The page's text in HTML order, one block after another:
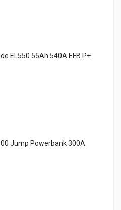
EL550 55Ah 540A EFB P+
Jump Powerbank 300A